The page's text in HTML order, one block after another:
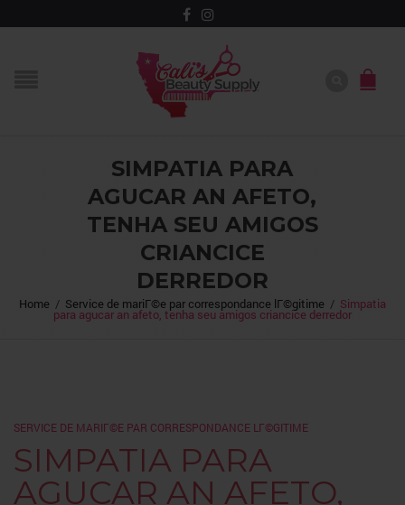
SIMPATIA PARA
AGUCAR AN AFETO,
TENHA SEU AMIGOS
CRIANCICE
DERREDOR
Home / Service de mariГ©e par correspondance lГ©gitime / Simpatia
para agucar an afeto, tenha seu amigos criancice derredor
SERVICE DE MARIГ©E PAR CORRESPONDANCE LГ©GITIME
SIMPATIA PARA
AGUCAR AN AFETO,